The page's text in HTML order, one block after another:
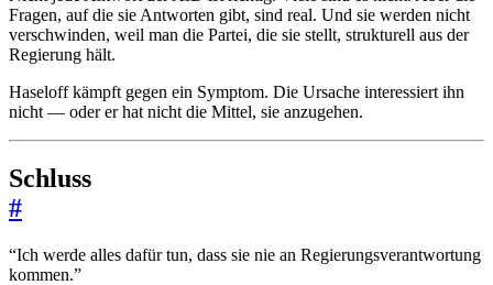
Fragen, auf die sie Antworten gibt, sind real. Und sie werden nicht
verschwinden, weil man die Partei, die sie stellt, strukturell aus der
Regierung hält.
Haseloff kämpft gegen ein Symptom. Die Ursache interessiert ihn
nicht — oder er hat nicht die Mittel, sie anzugehen.
Schluss
#
“Ich werde alles dafür tun, dass sie nie an Regierungsverantwortung
kommen.”